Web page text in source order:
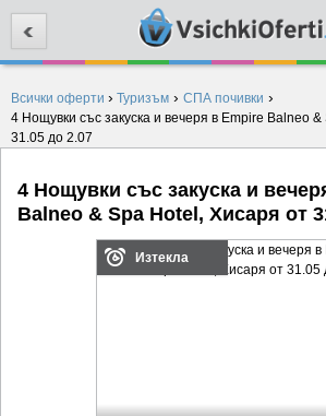
Всички оферти › Туризъм › СПА почивки ›
4 Нощувки със закуска и вечеря в Empire Balneo
31.05 до 2.07
4 Нощувки със закуска и
Balneo & Spa Hotel, Хисаря от
Изтекла